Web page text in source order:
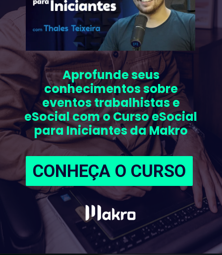
Aprofunde seus
conhecimentos sobre
eventos trabalhistas e
eSocial com o Curso eSocial
para Iniciantes da Makro
CONHEÇA O CURSO
CONHEÇA O CURSO